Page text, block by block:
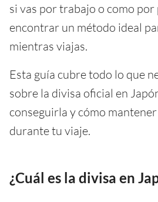
si vas por trabajo o como por
encontrar un método ideal
mientras viajas.
Esta guía cubre todo lo que
sobre la divisa oficial en
conseguirla y cómo
durante tu viaje.
¿Cuál es la divisa en